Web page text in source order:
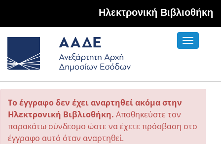
Hλεκτρονική Βιβλιοθήκη
Toggle
Το έγγραφο δεν έχει αναρτηθεί ακόμα στην
Ηλεκτρονική Βιβλιοθήκη. Αποθηκεύστε τον
παρακάτω σύνδεσμο ώστε να έχετε πρόσβαση στο
έγγραφο αυτό όταν αναρτηθεί.